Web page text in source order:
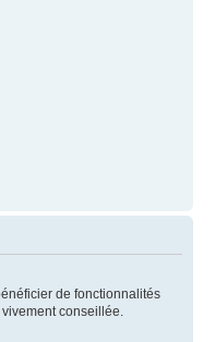
de fonctionnalités
conseillée.